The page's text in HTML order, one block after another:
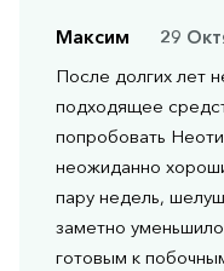
Максим
29
После долгих лет
подходящее
попробовать
неожиданно
пару недель,
заметно
готовым к